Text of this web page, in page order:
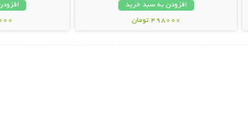
افزودن به سبد خرید
498000 تومان